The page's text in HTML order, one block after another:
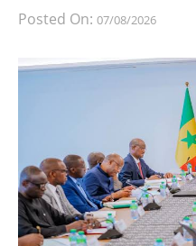
Posted On: 07/08/2026